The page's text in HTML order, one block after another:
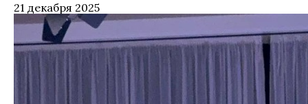
21 декабря 2025